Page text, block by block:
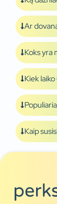
Ar
Koks yra
Kiek
Kaip